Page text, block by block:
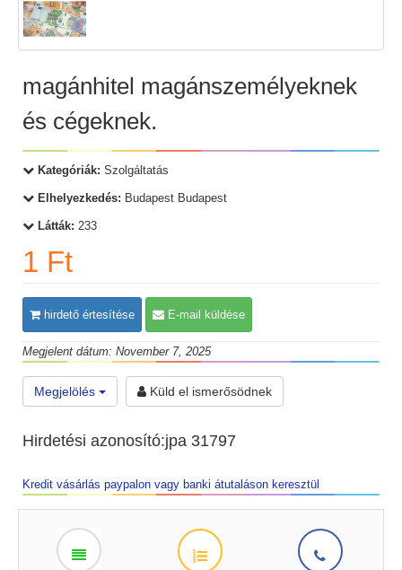
magánhitel magánszemélyeknek
és cégeknek.
Kategóriák: Szolgáltatás
Elhelyezkedés: Budapest Budapest
Látták: 233
1 Ft
hirdető értesítése E-mail küldése
Megjelent dátum: November 7, 2025
Megjelölés Küld el ismerősödnek
Hirdetési azonosító:jpa 31797
Kredit vásárlás paypalon vagy banki átutaláson keresztül